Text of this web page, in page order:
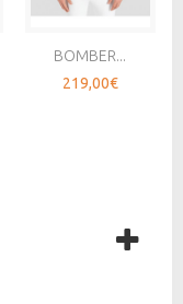
BOMBER...
219,00€